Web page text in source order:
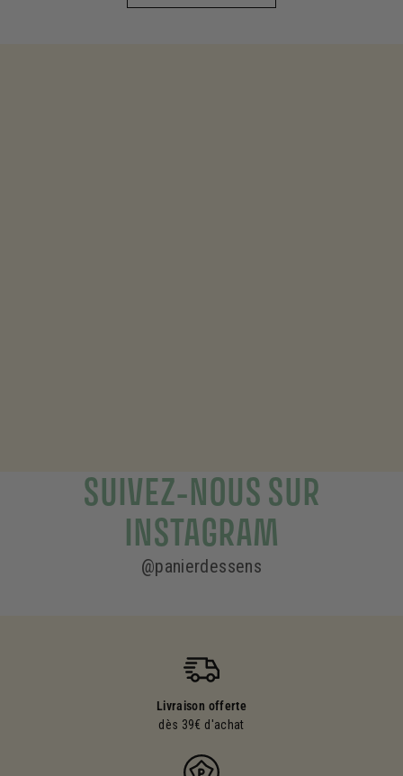
SUIVEZ-NOUS SUR
INSTAGRAM
@panierdessens
Livraison offerte
dès 39€ d'achat